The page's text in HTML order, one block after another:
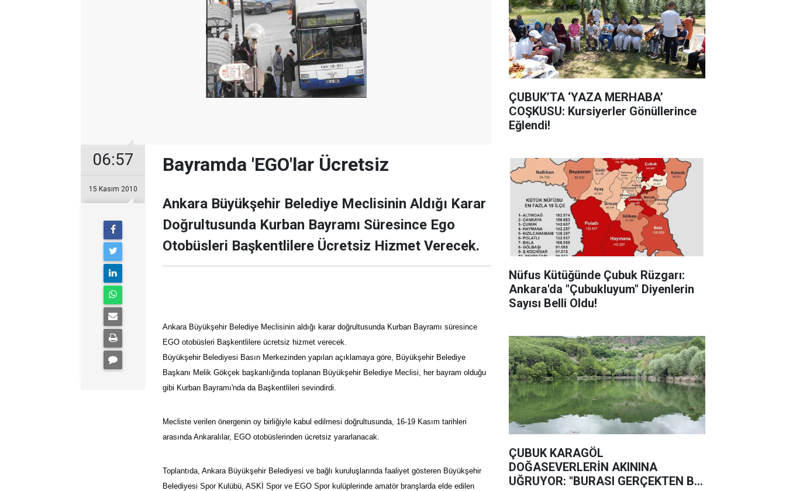
06:57
15 Kasım 2010
Bayramda 'EGO'lar Ücretsiz
Ankara Büyükşehir Belediye Meclisinin Aldığı Karar
Doğrultusunda Kurban Bayramı Süresince Ego
Otobüsleri Başkentlilere Ücretsiz Hizmet Verecek.
Ankara Büyükşehir Belediye Meclisinin aldığı karar doğrultusunda Kurban Bayramı süresince
EGO otobüsleri Başkentlilere ücretsiz hizmet verecek.
Büyükşehir Belediyesi Basın Merkezinden yapılan açıklamaya göre, Büyükşehir Belediye
Başkanı Melik Gökçek başkanlığında toplanan Büyükşehir Belediye Meclisi, her bayram olduğu
gibi Kurban Bayramı'nda da Başkentlileri sevindirdi.
Mecliste verilen önergenin oy birliğiyle kabul edilmesi doğrultusunda, 16-19 Kasım tarihleri
arasında Ankaralılar, EGO otobüslerinden ücretsiz yararlanacak.
Toplantıda, Ankara Büyükşehir Belediyesi ve bağlı kuruluşlarında faaliyet gösteren Büyükşehir
Belediyesi Spor Kulübü, ASKİ Spor ve EGO Spor kulüplerinde amatör branşlarda elde edilen
ÇUBUK’TA ‘YAZA MERHABA’
COŞKUSU: Kursiyerler Gönüllerince
Eğlendi!
Nüfus Kütüğünde Çubuk Rüzgarı:
Ankara'da "Çubukluyum" Diyenlerin
Sayısı Belli Oldu!
ÇUBUK KARAGÖL
DOĞASEVERLERİN AKININA
UĞRUYOR: "BURASI GERÇEKTEN BİR